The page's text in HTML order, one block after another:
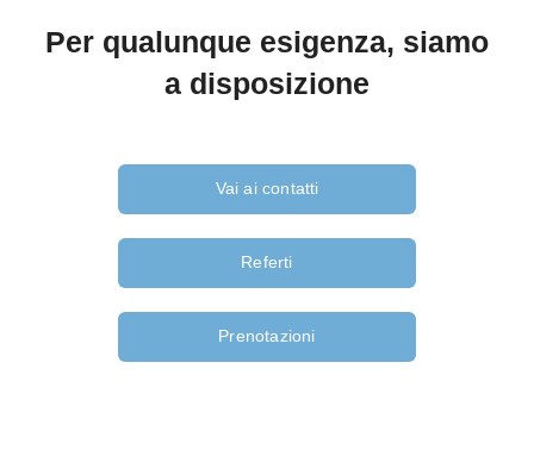
Per qualunque esigenza, siamo
a disposizione
Vai ai contatti
Referti
Prenotazioni